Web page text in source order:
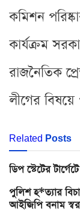
কমিশন
কার্যক্রম
রাজনৈতিক
লীগের বিষয়ে
Related Posts
ডিপ স্টেটের
পুলিশ হ*ত্যার
আইজিপি বনাম